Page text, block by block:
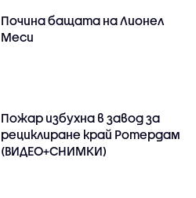
Почина бащата на Лионел
Меси
Пожар избухна в завод за
рециклиране край Ротердам
(ВИДЕО+СНИМКИ)